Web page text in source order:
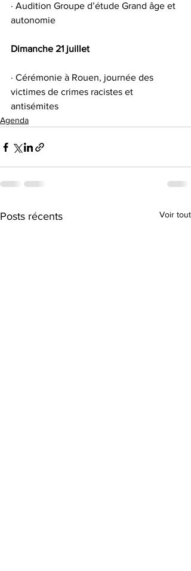
· Audition Groupe d’étude Grand âge et
autonomie
Dimanche 21 juillet
· Cérémonie à Rouen, journée des
victimes de crimes racistes et
antisémites
Agenda
Posts récents Voir tout